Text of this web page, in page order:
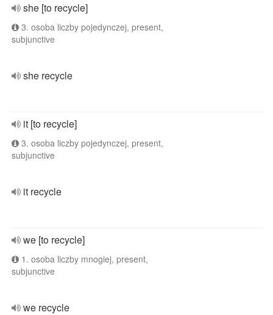
she [to recycle]
3. osoba liczby pojedynczej, present,
subjunctive
she recycle
it [to recycle]
3. osoba liczby pojedynczej, present,
subjunctive
it recycle
we [to recycle]
1. osoba liczby mnogiej, present,
subjunctive
we recycle